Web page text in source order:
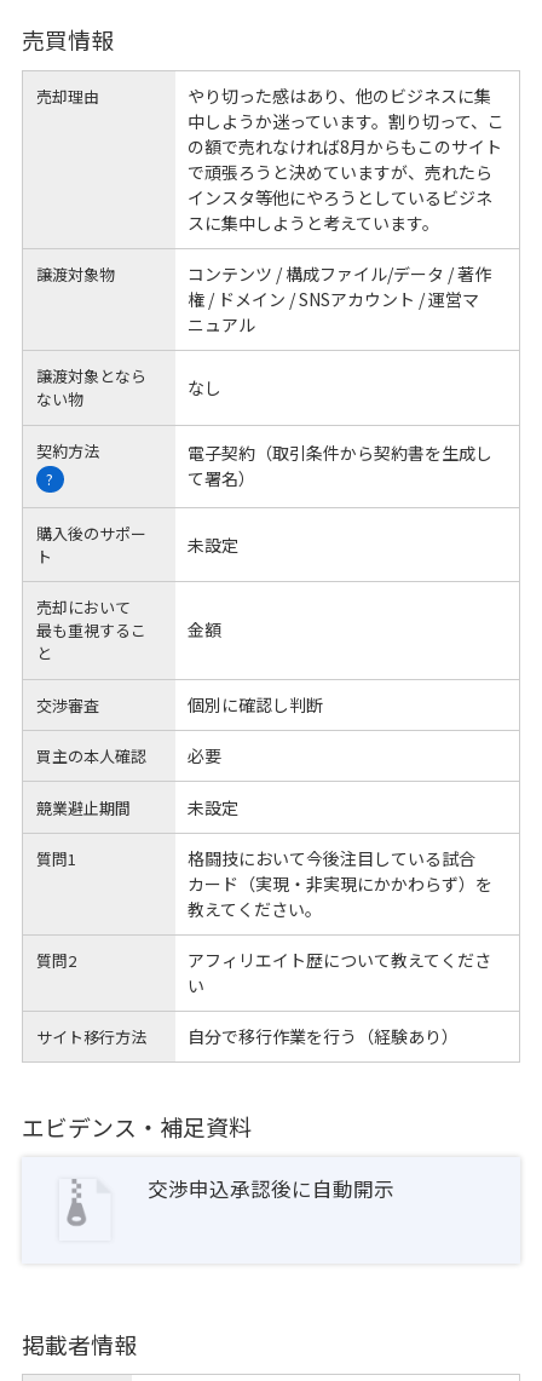
売買情報
売却理由
やり切った感はあり、他のビジネスに集
中しようか迷っています。割り切って、こ
の額で売れなければ8月からもこのサイト
で頑張ろうと決めていますが、売れたら
インスタ等他にやろうとしているビジネ
スに集中しようと考えています。
譲渡対象物
コンテンツ / 構成ファイル/データ / 著作
権 / ドメイン / SNSアカウント / 運営マ
ニュアル
譲渡対象となら
ない物
なし
契約方法
?
電子契約（取引条件から契約書を生成し
て署名）
購入後のサポー
ト
未設定
売却において
最も重視するこ
と
金額
交渉審査 個別に確認し判断
買主の本人確認 必要
競業避止期間 未設定
質問1
格闘技において今後注目している試合
カード（実現・非実現にかかわらず）を
教えてください。
質問2
アフィリエイト歴について教えてくださ
い
サイト移行方法 自分で移行作業を行う（経験あり）
エビデンス・補足資料
交渉申込承認後に自動開示
掲載者情報